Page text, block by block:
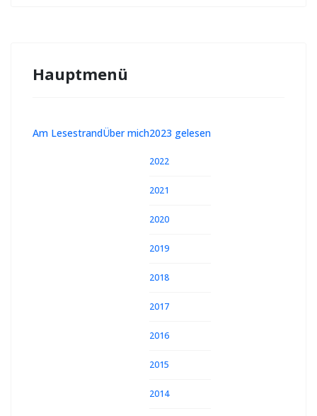
Hauptmenü
Am LesestrandÜber mich2023 gelesen
2022
2021
2020
2019
2018
2017
2016
2015
2014